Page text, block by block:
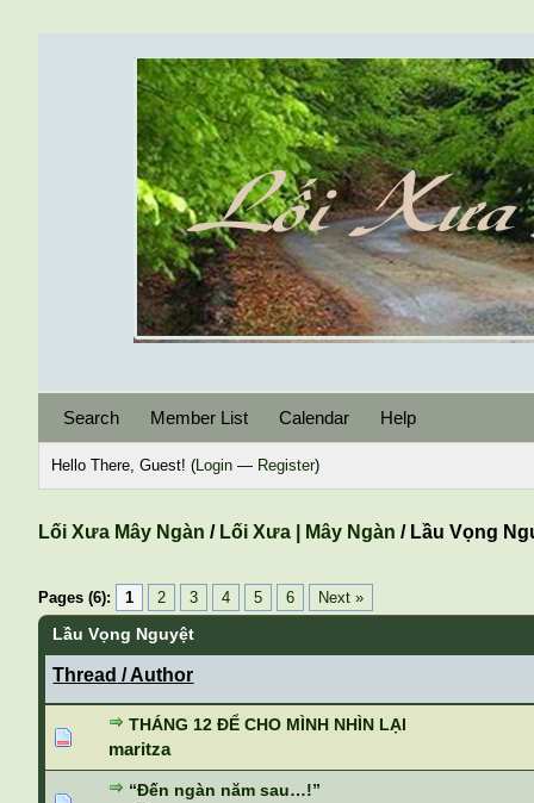
Search Member List Calendar Help
Hello There, Guest! (Login — Register)
Lối Xưa Mây Ngàn / Lối Xưa | Mây Ngàn / Lầu Vọng
Pages (6): 1 2 3 4 5 6 Next »
Lầu Vọng Nguyệt
Thread /Author
THÁNG 12 ĐỂ CHO MÌNH NHÌN LẠI
maritza
“Đến ngàn năm sau…!”